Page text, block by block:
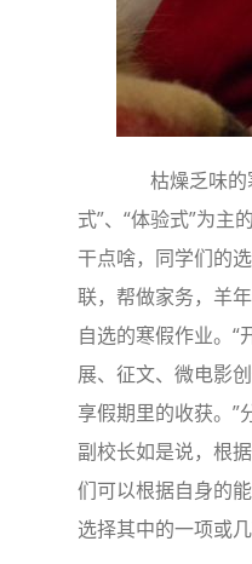
枯燥乏味的
式”、“体验式”为主
干点啥，同学们的
联，帮做家务，羊
自选的寒假作业。“
展、征文、微电影
享假期里的收获。”
副校长如是说，根
们可以根据自身的
选择其中的一项或